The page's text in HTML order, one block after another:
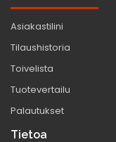
Asiakastilini
Tilaushistoria
Toivelista
Tuotevertailu
Palautukset
Tietoa